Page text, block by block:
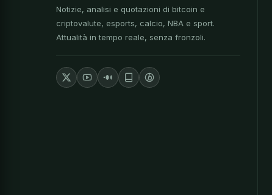
Notizie, analisi e quotazioni di bitcoin e
criptovalute, esports, calcio, NBA e sport.
Attualità in tempo reale, senza fronzoli.